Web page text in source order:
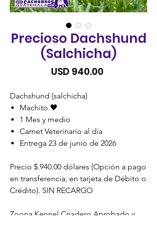
Precioso Dachshund
(Salchicha)
USD 940.00
Dachshund (salchicha)
Machito 🖤
1 Mes y medio
Carnet Veterinario al día
Entrega 23 de junio de 2026
Precio $.940.00 dólares (Opción a pago
en transferencia, en tarjeta de Débito o
Crédito). SIN RECARGO
Zoona Kennel Criadero Aprobado y